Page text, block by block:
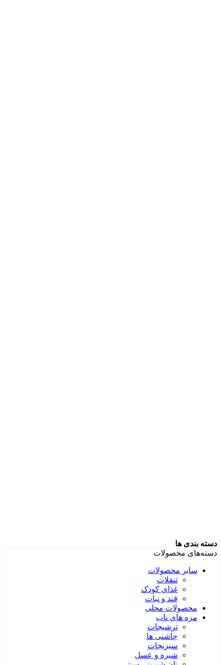
دسته بندی ها
دسته‌های محصولات
سایر محصولات
تنقلات
غذای کودک
قند و نبات
محصولات محلی
مزه های ناب
ترشیجات
چاشنی ها
سبزیجات
شیره و عسل